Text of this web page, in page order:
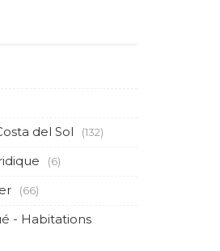
del Sol (132)
(6)
(66)
- Habitations